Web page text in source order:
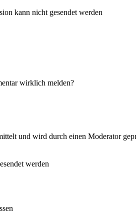
kann nicht gesendet werden
wirklich melden?
und wird durch einen Moderator
werden